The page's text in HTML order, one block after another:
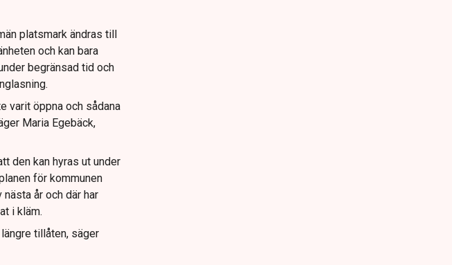
platsmark ändras till
och kan bara
begränsad tid och
varit öppna och sådana
Maria Egebäck,
den kan hyras ut under
för kommunen
år och där har
i kläm.
tillåten, säger